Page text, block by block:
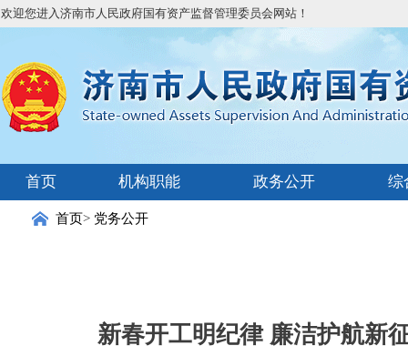
欢迎您进入济南市人民政府国有资产监督管理委员会网站！
首页 机构职能 政务公开 综
首页> 党务公开
新春开工明纪律 廉洁护航